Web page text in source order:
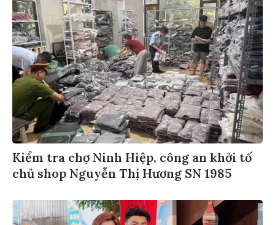
Kiểm tra chợ Ninh Hiệp, công an khởi tố
chủ shop Nguyễn Thị Hương SN 1985